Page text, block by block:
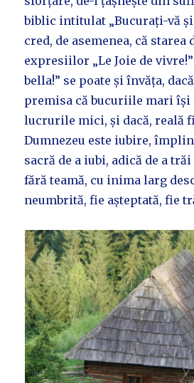
biblic intitulat „Bucurați-vă și
cred, de asemenea, că
expresiilor „Le Joie de
bella!” se poate și învăța,
premisa că bucuriile mari
lucrurile mici, și dacă, reală
Dumnezeu este iubire,
sacră de a iubi, adică de a
fără teamă, cu inima larg
neumbrită, fie așteptată, fie